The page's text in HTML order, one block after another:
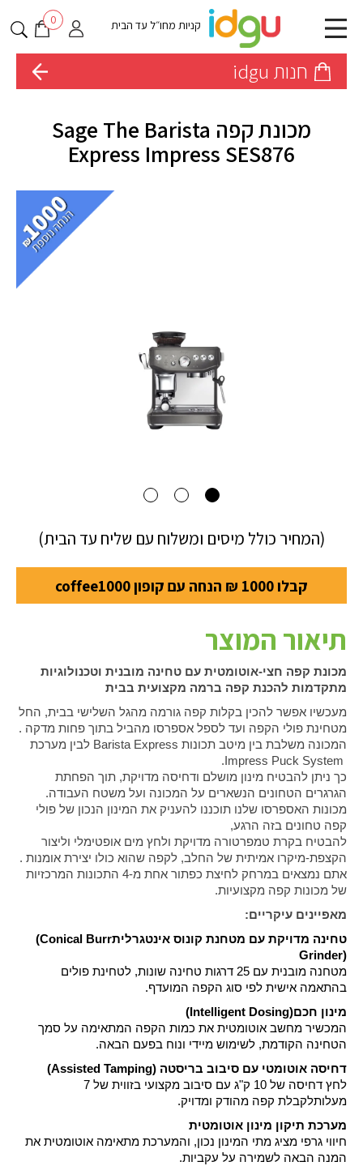
קניות מחו״ל עד הבית 0
חנות idgu
מכונת קפה Sage The Barista
Express Impress SES876
(המחיר כולל מיסים ומשלוח עם שליח עד הבית)
קבלו 1000 ₪ הנחה עם קופון coffee1000
תיאור המוצר
מכונת קפה חצי-אוטומטית עם טחינה מובנית וטכנולוגיות
מתקדמות להכנת קפה ברמה מקצועית בבית
מעכשיו אפשר להכין בקלות קפה גורמה מהגל השלישי בבית, החל
מטחינת פולי הקפה ועד לספל אספרסו מהביל בתוך פחות מדקה .
המכונה משלבת בין מיטב תכונות Barista Express לבין מערכת
Impress Puck System
.
כך ניתן להבטיח מינון מושלם ודחיסה מדויקת, תוך הפחתת
הגרגרים הטחונים הנשארים על המכונה ועל משטח העבודה.
מכונות האספרסו שלנו תוכננו להעניק את המינון הנכון של פולי
קפה טחונים בזה הרגע,
להבטיח בקרת טמפרטורה מדויקת ולחץ מים אופטימלי וליצור
הקצפת-מיקרו אמיתית של החלב, לקפה שהוא כולו יצירת אומנות .
אתם נמצאים במרחק לחיצת כפתור אחת מ-4 התכונות המרכזיות
של מכונות קפה מקצועיות.
מאפיינים עיקריים:
טחינה מדויקת עם מטחנת קונוס אינטגרלית(Conical Burr
Grinder)
מטחנה מובנית עם 25 דרגות טחינה שונות, לטחינת פולים
בהתאמה אישית לפי סוג הקפה המועדף.
מינון חכם(Intelligent Dosing)
המכשיר מחשב אוטומטית את כמות הקפה המתאימה על סמך
הטחינה הקודמת, לשימוש מיידי ונוח בפעם הבאה.
דחיסה אוטומטי עם סיבוב בריסטה (Assisted Tamping)
לחץ דחיסה של 10 ק"ג עם סיבוב מקצועי בזווית של 7
מעלותלקבלת קפה מהודק ומדויק.
מערכת תיקון מינון אוטומטית
חיווי גרפי מציג מתי המינון נכון, והמערכת מתאימה אוטומטית את
המנה הבאה לשמירה על עקביות.